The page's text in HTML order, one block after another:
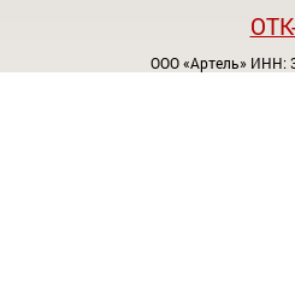
ООО «Артель» ИНН: